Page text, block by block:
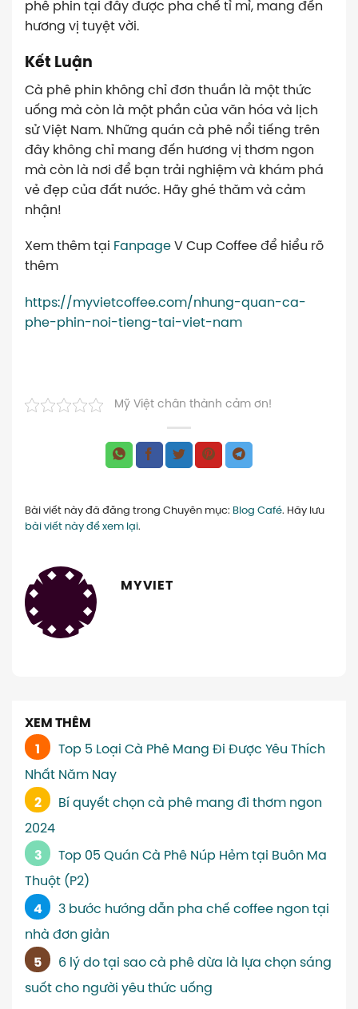
hương vị tuyệt vời.
Kết Luận
Cà phê phin không chỉ đơn thuần là một thức
uống mà còn là một phần của văn hóa và lịch
sử Việt Nam. Những quán cà phê nổi tiếng trên
đây không chỉ mang đến hương vị thơm ngon
mà còn là nơi để bạn trải nghiệm và khám phá
vẻ đẹp của đất nước. Hãy ghé thăm và cảm
nhận!
Xem thêm tại Fanpage
V Cup Coffee để hiểu rõ
thêm
https://myvietcoffee.com/nhung-quan-ca-
phe-phin-noi-tieng-tai-viet-nam
Mỹ Việt chân thành cảm ơn!
bài viết này để xem lại
MYVIET
XEM THÊM
Top 5 Loại Cà Phê Mang Đi Được Yêu Thích
Nhất Năm Nay
Bí quyết chọn cà phê mang đi thơm ngon
2024
Top 05 Quán Cà Phê Núp Hẻm tại Buôn Ma
Thuột (P2)
3 bước hướng dẫn pha chế coffee ngon tại
nhà đơn giản
6 lý do tại sao cà phê dừa là lựa chọn sáng
suốt cho người yêu thức uống